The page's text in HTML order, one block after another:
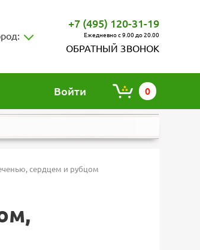
+7 (495) 120-31-19
Ежедневно с 9.00 до 20.00
ОБРАТНЫЙ ЗВОНОК
Войти 0
сердцем и рубцом